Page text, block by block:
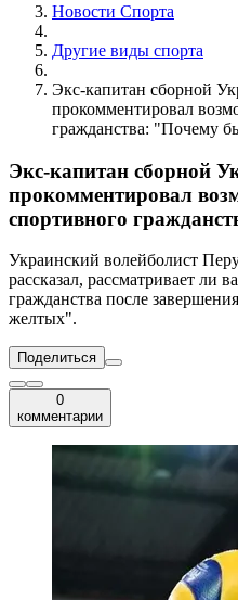
Новости Cпорта
Другие виды спорта
Экс-капитан сборной
прокомментировал
гражданства: "Почему
Экс-капитан сборной
прокомментировал
спортивного
Украинский волейболист
рассказал, рассматривает ли
гражданства после
желтых".
Поделиться
0
комментарии